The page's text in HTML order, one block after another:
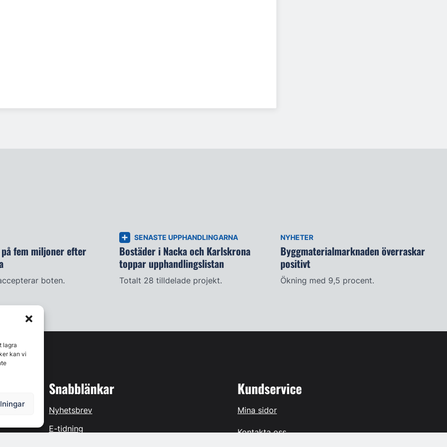
lagra
kan vi
på fem miljoner efter
boten.
SENASTE UPPHANDLINGARNA
Bostäder i Nacka och Karlskrona
toppar upphandlingslistan
Totalt 28 tilldelade projekt.
NYHETER
Byggmaterialmarknaden överraskar
positivt
Ökning med 9,5 procent.
Snabblänkar
Nyhetsbrev
E-tidning
Kundservice
Mina sidor
Kontakta oss